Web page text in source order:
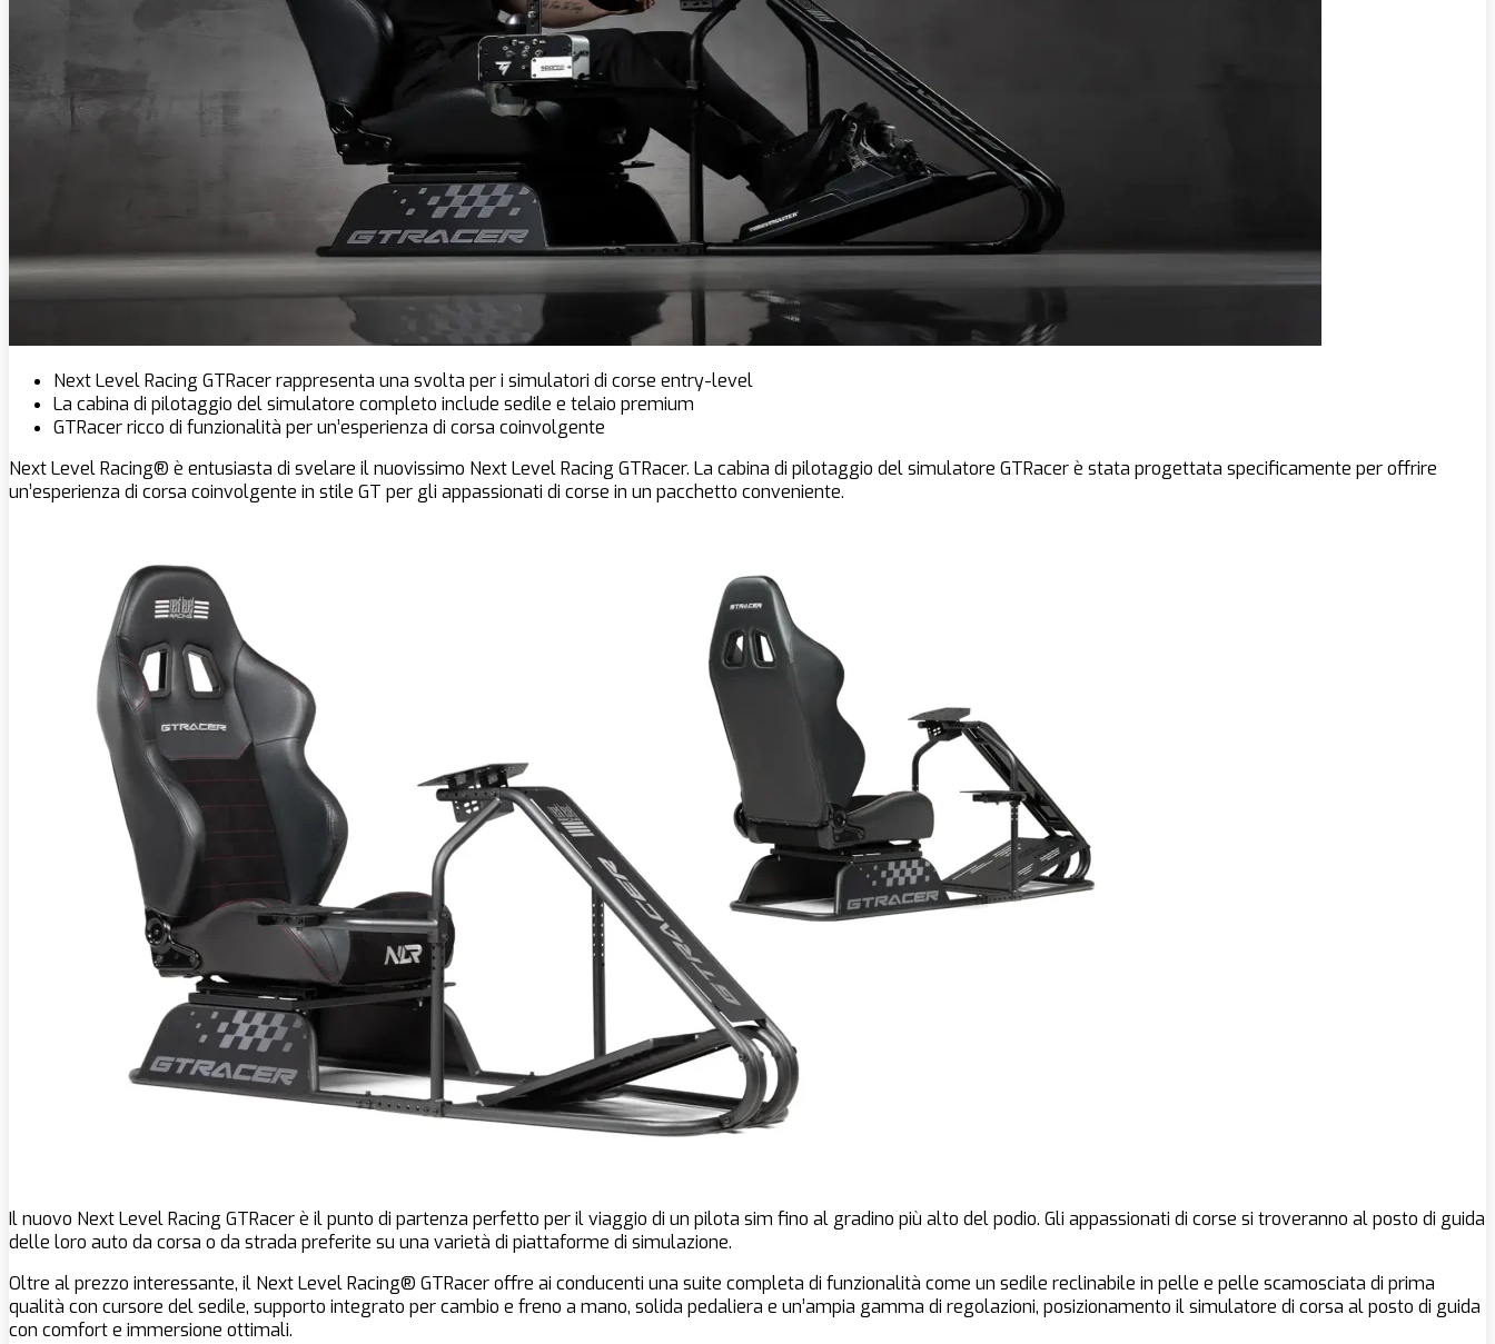
Next Level Racing GTRacer rappresenta una svolta per i simulatori di corse entry-level
La cabina di pilotaggio del simulatore completo include sedile e telaio premium
GTRacer ricco di funzionalità per un’esperienza di corsa coinvolgente
Next Level Racing® è entusiasta di svelare il nuovissimo Next Level Racing GTRacer. La cabina di pilotaggio del simulatore GTRacer è stata progettata specificamente per offrire
un’esperienza di corsa coinvolgente in stile GT per gli appassionati di corse in un pacchetto conveniente.
Il nuovo Next Level Racing GTRacer è il punto di partenza perfetto per il viaggio di un pilota sim fino al gradino più alto del podio. Gli appassionati di corse si troveranno al posto di guida
delle loro auto da corsa o da strada preferite su una varietà di piattaforme di simulazione.
Oltre al prezzo interessante, il Next Level Racing® GTRacer offre ai conducenti una suite completa di funzionalità come un sedile reclinabile in pelle e pelle scamosciata di prima
qualità con cursore del sedile, supporto integrato per cambio e freno a mano, solida pedaliera e un’ampia gamma di regolazioni, posizionamento il simulatore di corsa al posto di guida
con comfort e immersione ottimali.